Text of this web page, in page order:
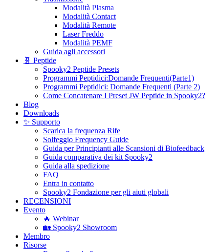
Modalità Plasma
Modalità Contact
Modalità Remote
Laser Freddo
Modalità PEMF
Guida agli accessori
🧬 Peptide
Spooky2 Peptide Presets
Programmi Peptidici:Domande Frequenti(Parte1)
Programmi Peptidici: Domande Frequenti (Parte 2)
Come Concatenare I Preset JW Peptide in Spooky2?
Blog
Downloads
✨ Supporto
Scarica la frequenza Rife
Solfeggio Frequency Guide
Guida per Principianti alle Scansioni di Biofeedback
Guida comparativa dei kit Spooky2
Guida alla spedizione
FAQ
Entra in contatto
Spooky2 Fondazione per gli aiuti globali
RECENSIONI
Evento
🔥 Webinar
🏡 Spooky2 Showroom
Membro
Risorse